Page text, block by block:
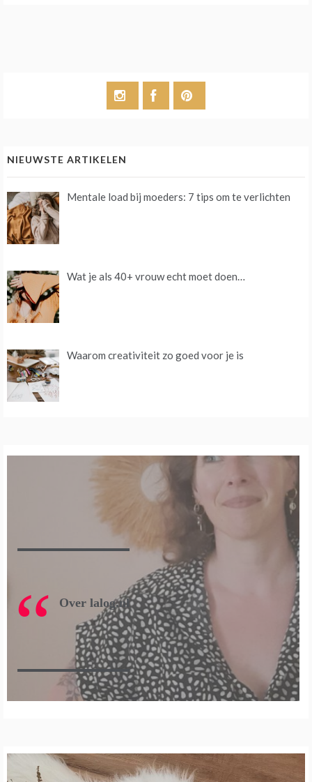
NIEUWSTE ARTIKELEN
Mentale load bij moeders: 7 tips om te verlichten
Wat je als 40+ vrouw echt moet doen…
Waarom creativiteit zo goed voor je is
Over lalog.nl